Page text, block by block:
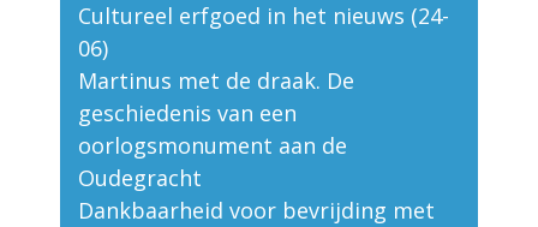
Cultureel erfgoed in het nieuws (24-
06)
Martinus met de draak. De
geschiedenis van een
oorlogsmonument aan de
Oudegracht
Dankbaarheid voor bevrijding met